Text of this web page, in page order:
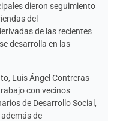
dieron seguimiento
del
de las recientes
desarrolla en las
Luis Ángel Contreras
con vecinos
de Desarrollo Social,
de